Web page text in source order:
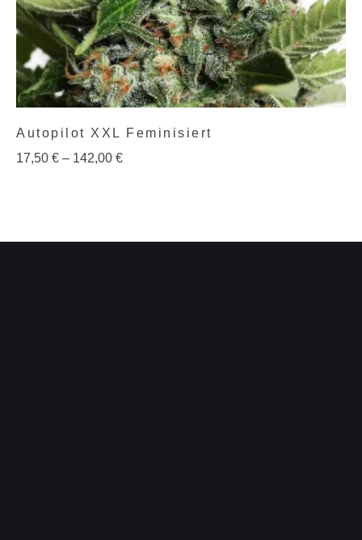
Autopilot XXL Feminisiert
17,50 € – 142,00 €